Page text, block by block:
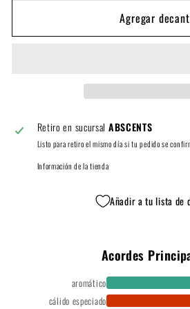
Agregar decant
Retiro en sucursal ABSCENTS
Listo para retiro el mismo día si tu pedido se
Información de la tienda
Añadir a tu lista de
Acordes
aromático
cálido especiado